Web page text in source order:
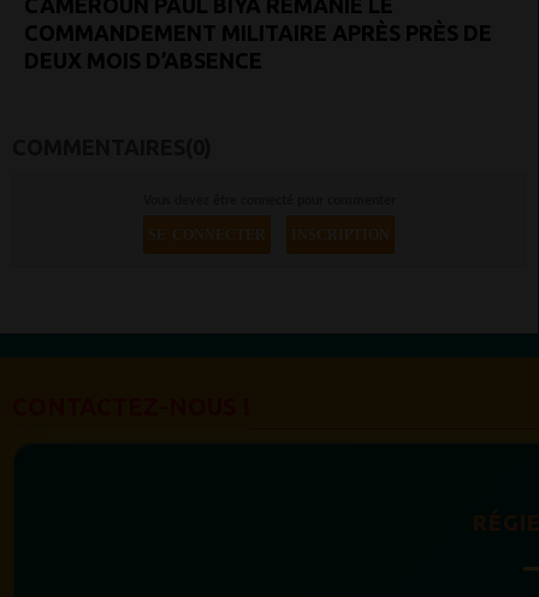
COMMANDEMENT MILITAIRE APRÈS PRÈS DE
DEUX MOIS D’ABSENCE
SE CONNECTER INSCRIPTION